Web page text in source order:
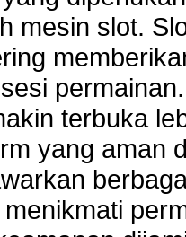
mesin slot.
terbuka
yang aman